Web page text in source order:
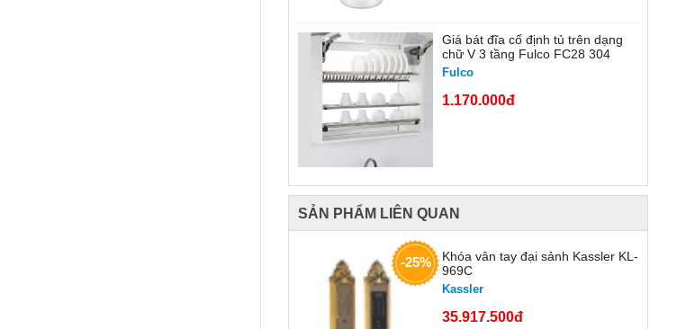
Giá bát đĩa cố định tủ trên dạng
chữ V 3 tầng Fulco FC28 304
Fulco
1.170.000đ
SẢN PHẨM LIÊN QUAN
-25%
Khóa vân tay đại sảnh Kassler KL-
969C
Kassler
35.917.500đ